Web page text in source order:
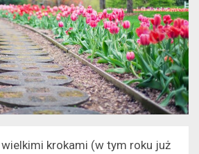
krokami (w tym roku już